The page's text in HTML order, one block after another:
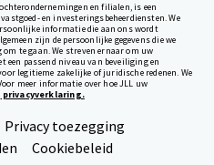
en filialen, is een
en investeringsbeheerdiensten. We
informatie die aan ons wordt
zijn de persoonlijke gegevens die we
te gaan. We streven ernaar om uw
passend niveau van beveiliging en
legitieme zakelijke of juridische redenen. We
meer informatie over hoe JLL uw
privacyverklaring.
Privacy toezegging
Cookiebeleid